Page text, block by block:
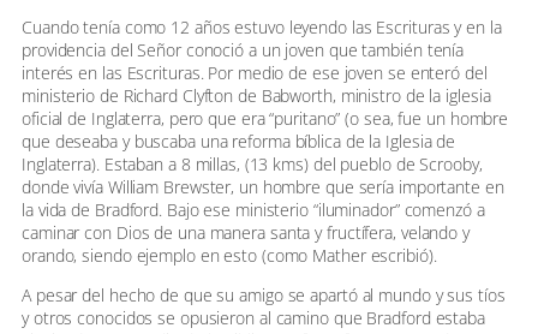
Cuando tenía como 12 años estuvo leyendo las Escrituras y en la
providencia del Señor conoció a un joven que también tenía
interés en las Escrituras. Por medio de ese joven se enteró del
ministerio de Richard Clyfton de Babworth, ministro de la iglesia
oficial de Inglaterra, pero que era “puritano” (o sea, fue un hombre
que deseaba y buscaba una reforma bíblica de la Iglesia de
Inglaterra). Estaban a 8 millas, (13 kms) del pueblo de Scrooby,
donde vivía William Brewster, un hombre que sería importante en
la vida de Bradford. Bajo ese ministerio “iluminador” comenzó a
caminar con Dios de una manera santa y fructífera, velando y
orando, siendo ejemplo en esto (como Mather escribió).
A pesar del hecho de que su amigo se apartó al mundo y sus tíos
y otros conocidos se opusieron al camino que Bradford estaba